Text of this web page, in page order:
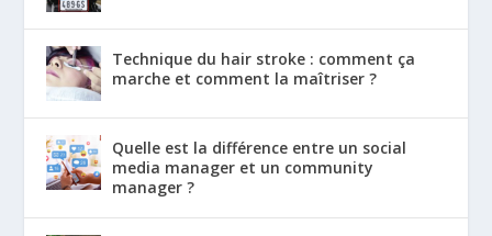
Technique du hair stroke : comment ça
marche et comment la maîtriser ?
Quelle est la différence entre un social
media manager et un community
manager ?